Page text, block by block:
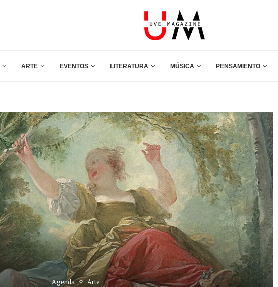
ARTE EVENTOS LITERATURA MÚSICA PENSAMIENTO
Agenda Arte